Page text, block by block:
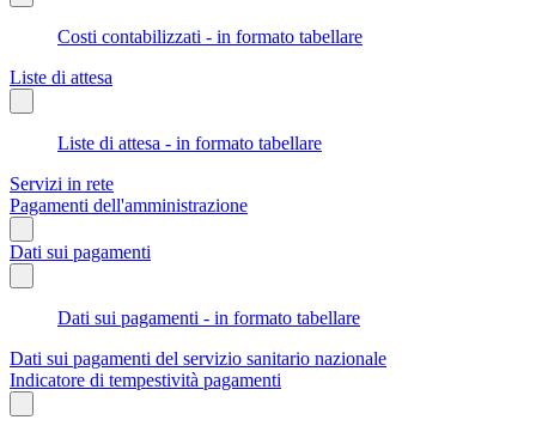
Costi contabilizzati - in formato tabellare
Liste di attesa
Liste di attesa - in formato tabellare
Servizi in rete
Pagamenti dell'amministrazione
Dati sui pagamenti
Dati sui pagamenti - in formato tabellare
Dati sui pagamenti del servizio sanitario nazionale
Indicatore di tempestività pagamenti